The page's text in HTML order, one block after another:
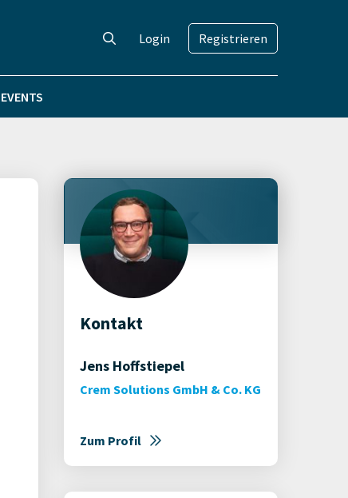
Login Registrieren
EVENTS
Kontakt
Jens Hoffstiepel
Crem Solutions GmbH & Co. KG
Zum Profil